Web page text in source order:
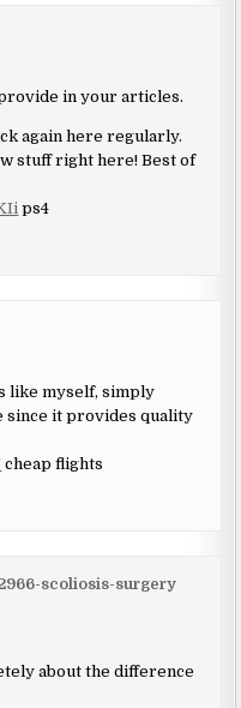
in your articles.
again here regularly.
stuff right here! Best of
ps4
like myself, simply
since it provides quality
cheap flights
scoliosis-surgery
about the difference